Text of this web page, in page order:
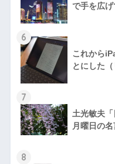
で手を広げ
6
これから
とにした（
7
土光敏夫
月曜日の名
8